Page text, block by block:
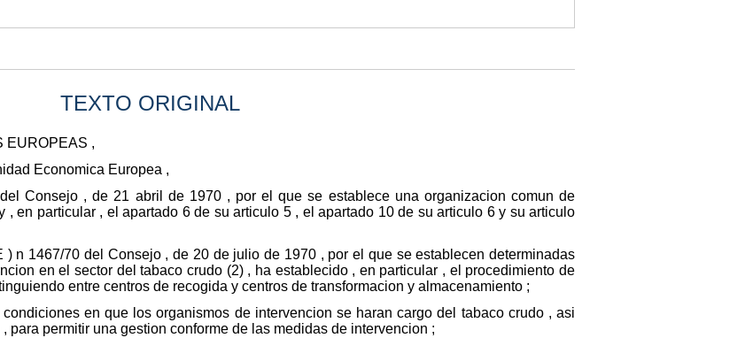
TEXTO ORIGINAL
EUROPEAS ,
Economica Europea ,
Consejo , de 21 abril de 1970 , por el que se establece una organizacion comun de
, en particular , el apartado 6 de su articulo 5 , el apartado 10 de su articulo 6 y su articulo
n 1467/70 del Consejo , de 20 de julio de 1970 , por el que se establecen determinadas
en el sector del tabaco crudo (2) , ha establecido , en particular , el procedimiento de
entre centros de recogida y centros de transformacion y almacenamiento ;
en que los organismos de intervencion se haran cargo del tabaco crudo , asi
permitir una gestion conforme de las medidas de intervencion ;